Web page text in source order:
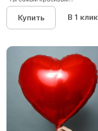
Купить В 1 клик